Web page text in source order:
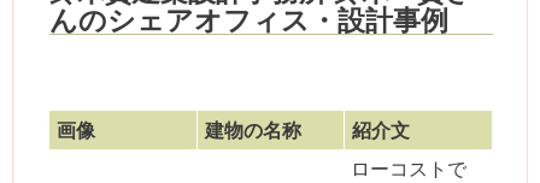
んのシェアオフィス・設計事例
画像 建物の名称 紹介文
ローコストで